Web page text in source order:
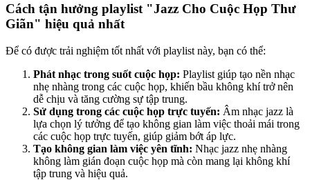
Cách tận hưởng playlist "Jazz Cho Cuộc Họp Thư
Giãn" hiệu quả nhất
Để có được trải nghiệm tốt nhất với playlist này, bạn có thể:
Phát nhạc trong suốt cuộc họp: Playlist giúp tạo nền nhạc
nhẹ nhàng trong các cuộc họp, khiến bầu không khí trở nên
dễ chịu và tăng cường sự tập trung.
Sử dụng trong các cuộc họp trực tuyến: Âm nhạc jazz là
lựa chọn lý tưởng để tạo không gian làm việc thoải mái trong
các cuộc họp trực tuyến, giúp giảm bớt áp lực.
Tạo không gian làm việc yên tĩnh: Nhạc jazz nhẹ nhàng
không làm gián đoạn cuộc họp mà còn mang lại không khí
tập trung và hiệu quả.